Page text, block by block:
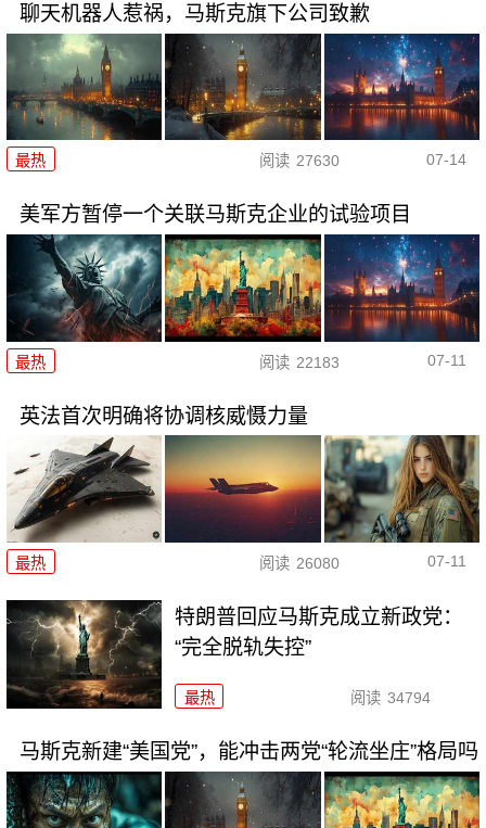
聊天机器人惹祸，马斯克旗下公司致歉
最热 阅读 27630 07-14
美军方暂停一个关联马斯克企业的试验项目
最热 阅读 22183 07-11
英法首次明确将协调核威慑力量
最热 阅读 26080 07-11
特朗普回应马斯克成立新政党：
“完全脱轨失控”
最热 阅读 34794
马斯克新建“美国党”，能冲击两党“轮流坐庄”格局吗